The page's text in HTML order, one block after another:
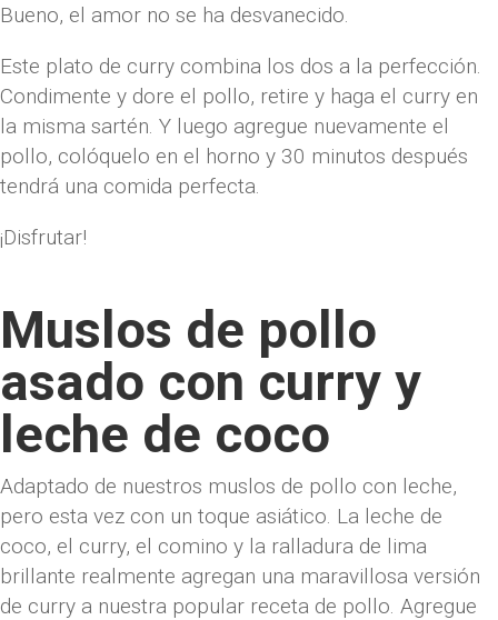
Bueno, el amor no se ha desvanecido.
Este plato de curry combina los dos a la perfección.
Condimente y dore el pollo, retire y haga el curry en
la misma sartén. Y luego agregue nuevamente el
pollo, colóquelo en el horno y 30 minutos después
tendrá una comida perfecta.
¡Disfrutar!
Muslos de pollo
asado con curry y
leche de coco
Adaptado de nuestros muslos de pollo con leche,
pero esta vez con un toque asiático. La leche de
coco, el curry, el comino y la ralladura de lima
brillante realmente agregan una maravillosa versión
de curry a nuestra popular receta de pollo. Agregue